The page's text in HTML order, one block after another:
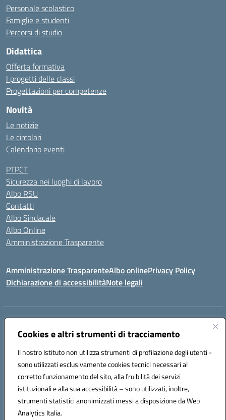
Cookies e altri strumenti di tracciamento
Il nostro Istituto non utilizza strumenti di profilazione degli utenti -
sono utilizzati esclusivamente cookies tecnici necessari al
corretto funzionamento del sito, alla fruibilità dei servizi
istituzionali e alla sua accessibilità – sono utilizzati, inoltre,
strumenti statistici anonimizzati messi a disposizione da Web
Analytics Italia.
Personale scolastico
Famiglie e studenti
Percorsi di studio
Didattica
Offerta formativa
I progetti delle classi
Progettazioni per competenze
Novità
Le notizie
Le circolari
Calendario eventi
PTPCT
Sicurezza nei luoghi di lavoro
Albo RSU
Contatti
Albo Sindacale
Albo Online
Amministrazione Trasparente
Amministrazione TrasparenteAlbo onlinePrivacy Policy
Dichiarazione di accessibilitàNote legali
Centralino:
Posta elettronica certificata (PEC):tpis02200a@pec.istruzione.it
Codice fiscale: 93066580817
Codice meccanografico:TPIS02200A
VIA CESARÒ, 36 - 91016 ERICE - CASA SANTA (TP)
Telefono: 0923569559